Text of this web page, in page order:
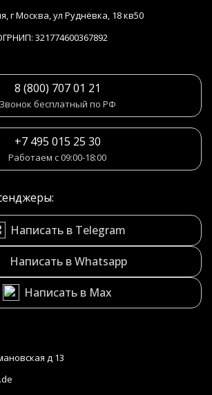
г Москва, ул Руднёвка, 18 кв50
321774600367892
8 (800) 707 01 21
Звонок бесплатный по РФ
+7 495 015 25 30
Работаем с 09:00-18:00
Написать в Telegram
Написать в Whatsapp
Написать в Max
д 13